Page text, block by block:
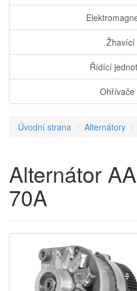
Žhavící
Řídící
Ohřívače
Úvodní strana Alternátory
Alternátor
70A